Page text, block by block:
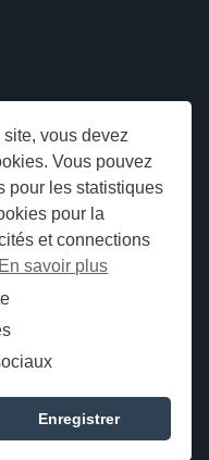
vous devez
Vous pouvez
pour les statistiques
pour la
et connections
En savoir plus
Enregistrer